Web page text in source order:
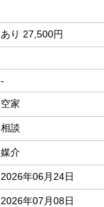
あり 27,500円
-
空家
相談
媒介
2026年06月24日
2026年07月08日